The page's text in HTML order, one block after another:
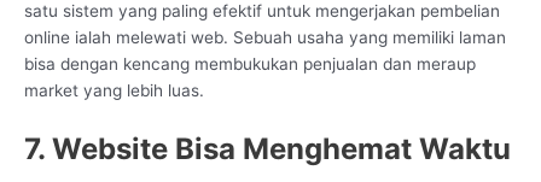
satu sistem yang paling efektif untuk mengerjakan pembelian
online ialah melewati web. Sebuah usaha yang memiliki laman
bisa dengan kencang membukukan penjualan dan meraup
market yang lebih luas.
7. Website Bisa Menghemat Waktu